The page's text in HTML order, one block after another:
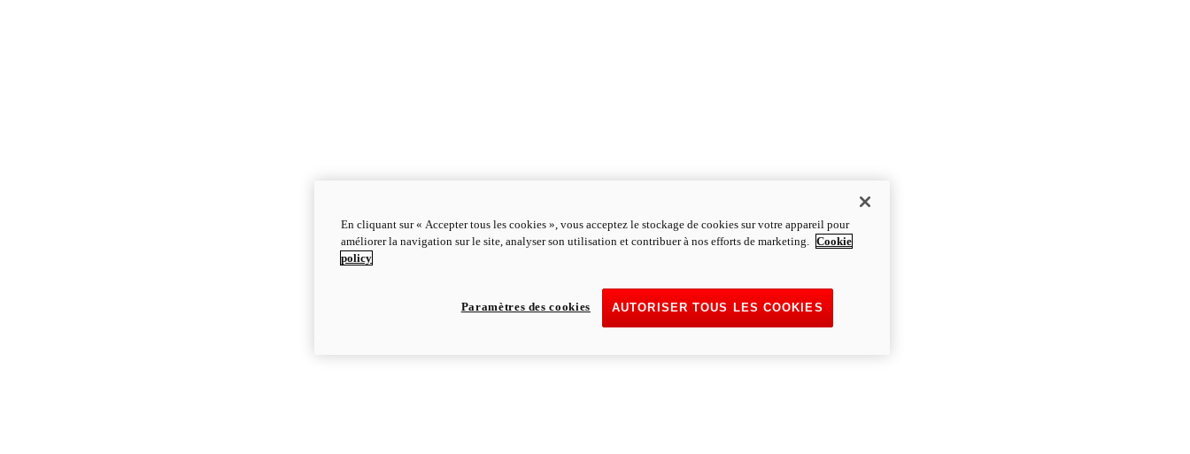
En cliquant sur « Accepter tous les cookies », vous acceptez le stockage de cookies sur votre appareil pour
améliorer la navigation sur le site, analyser son utilisation et contribuer à nos efforts de marketing. Cookie
policy
AUTORISER TOUS LES COOKIES
Paramètres des cookies